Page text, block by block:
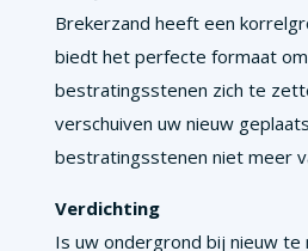
Brekerzand heeft een
biedt het perfecte formaat
bestratingsstenen zich te
verschuiven uw nieuw
bestratingsstenen niet meer
Verdichting
Is uw ondergrond bij nieuw te